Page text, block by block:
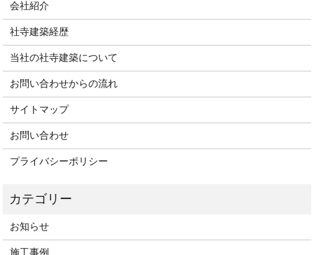
会社紹介
社寺建築経歴
当社の社寺建築について
お問い合わせからの流れ
サイトマップ
お問い合わせ
プライバシーポリシー
お知らせ
施工事例